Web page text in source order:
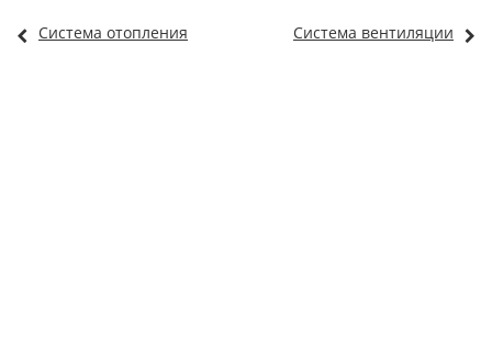
Система отопления Система вентиляции